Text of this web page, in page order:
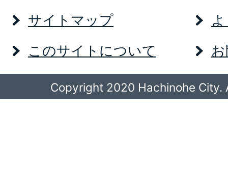
サイトマップ
このサイトについて
Copyright 2020 Hachinohe City.